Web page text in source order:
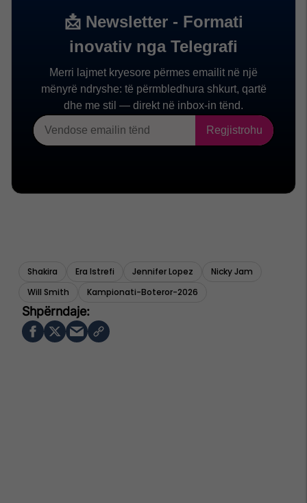
Shakira Era Istrefi Jennifer Lopez
Nicky Jam
Will Smith
Kampionati-Boteror-2026